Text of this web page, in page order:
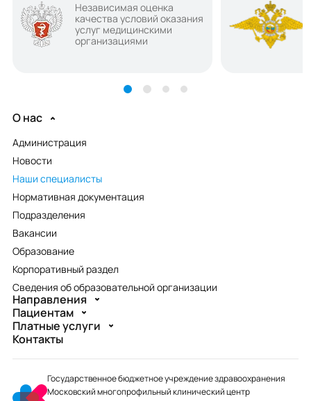
Независимая оценка
качества условий оказания
услуг медицинскими
организациями
О нас
Администрация
Новости
Наши специалисты
Нормативная документация
Подразделения
Вакансии
Образование
Корпоративный раздел
Сведения об образовательной организации
Направления
Пациентам
Платные услуги
Контакты
Государственное бюджетное учреждение здравоохранения
Московский многопрофильный клинический центр